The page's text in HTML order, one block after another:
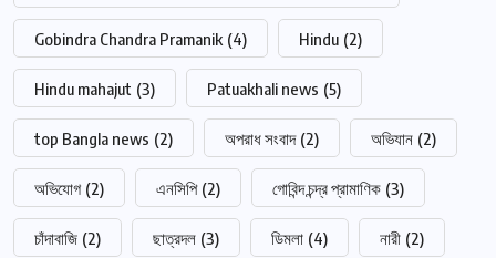
Gobindra Chandra Pramanik (4) Hindu (2)
Hindu mahajut (3) Patuakhali news (5)
top Bangla news (2) অপরাধ সংবাদ (2) অভিযান (2)
অভিযোগ (2) এনসিপি (2) গোবিন্দ চন্দ্র প্রামাণিক (3)
চাঁদাবাজি (2) ছাত্রদল (3) ডিমলা (4) নারী (2)